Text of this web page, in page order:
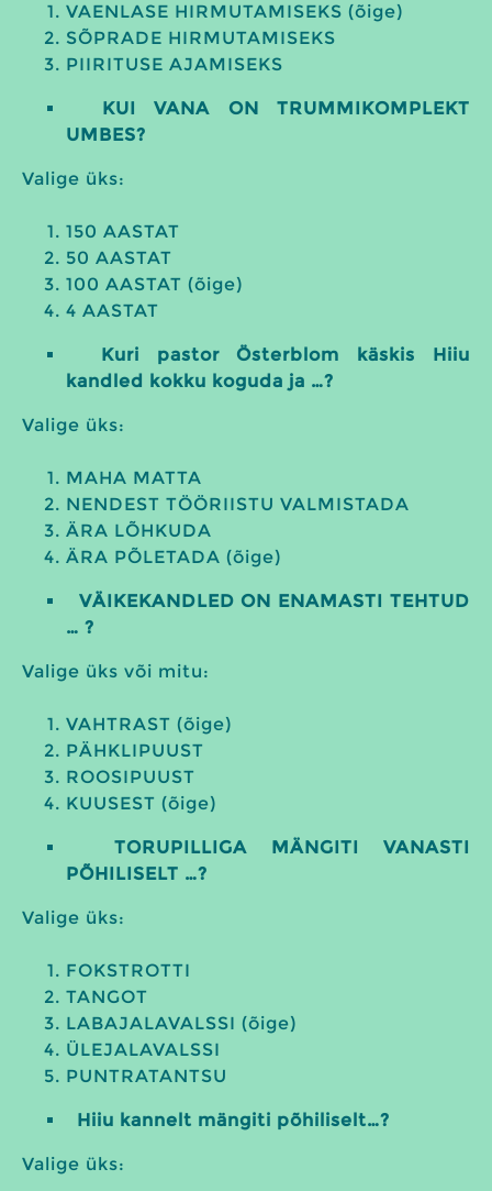
VAENLASE HIRMUTAMISEKS (õige)
SÕPRADE HIRMUTAMISEKS
PIIRITUSE AJAMISEKS
KUI VANA ON TRUMMIKOMPLEKT
UMBES?
Valige üks:
150 AASTAT
50 AASTAT
100 AASTAT (õige)
4 AASTAT
Kuri pastor Österblom käskis Hiiu
kandled kokku koguda ja …?
Valige üks:
MAHA MATTA
NENDEST TÖÖRIISTU VALMISTADA
ÄRA LÕHKUDA
ÄRA PÕLETADA (õige)
VÄIKEKANDLED ON ENAMASTI TEHTUD
… ?
Valige üks või mitu:
VAHTRAST (õige)
PÄHKLIPUUST
ROOSIPUUST
KUUSEST (õige)
TORUPILLIGA MÄNGITI VANASTI
PÕHILISELT …?
Valige üks:
FOKSTROTTI
TANGOT
LABAJALAVALSSI (õige)
ÜLEJALAVALSSI
PUNTRATANTSU
Hiiu kannelt mängiti põhiliselt…?
Valige üks: